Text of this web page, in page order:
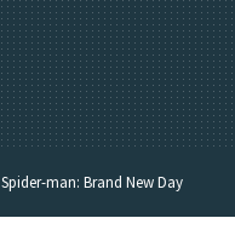
Spider-man: Brand New Day